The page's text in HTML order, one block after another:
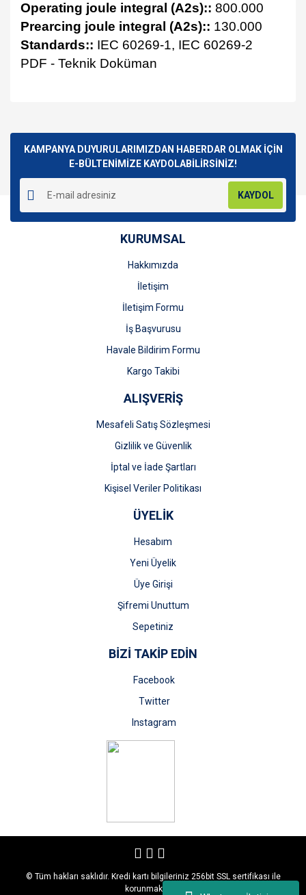
Operating joule integral (A2s):: 800.000
Prearcing joule integral (A2s):: 130.000
Standards:: IEC 60269-1, IEC 60269-2
PDF - Teknik Doküman
Yorum Yaz
kullanarak tarafımıza iletebilirsiniz.
Görüş ve önerileriniz için teşekkür ederiz.
Ürün resmi kalitesiz, bozuk veya görüntülenemiyor.
Ürün açıklamasında eksik bilgiler bulunuyor.
Ürün bilgilerinde hatalar bulunuyor.
Ürün fiyatı diğer sitelerden daha pahalı.
Gönder
KAMPANYA DUYURULARIMIZDAN HABERDAR OLMAK İÇİN
E-BÜLTENİMİZE KAYDOLABİLİRSİNİZ!
KAYDOL
KURUMSAL
Hakkımızda
İletişim
İletişim Formu
İş Başvurusu
Havale Bildirim Formu
Kargo Takibi
ALIŞVERİŞ
Mesafeli Satış Sözleşmesi
Gizlilik ve Güvenlik
İptal ve İade Şartları
Kişisel Veriler Politikası
ÜYELİK
Hesabım
Yeni Üyelik
Üye Girişi
Şifremi Unuttum
Sepetiniz
BİZİ TAKİP EDİN
Facebook
Twitter
Instagram
© Tüm hakları saklıdır. Kredi kartı bilgileriniz 256bit SSL sertifikası ile
korunmaktadır.